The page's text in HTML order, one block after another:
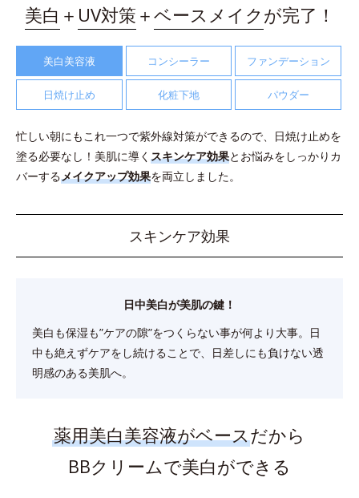
美白 ＋ UV対策＋ベースメイクが完了！
美白美容液 コンシーラー ファンデーション
日焼け止め 化粧下地 パウダー
忙しい朝にもこれ一つで紫外線対策ができるので、日焼け止めを
塗る必要なし！ 美肌に導く スキンケア効果とお悩みをしっかりカ
バーするメイクアップ効果を両立しました。
スキンケア効果
日中美白が美肌の鍵！
美白も保湿も”ケアの隙”をつくらない事が何より大事。 日
中も絶えずケアをし続けることで、日差しにも負けない透
明感のある美肌へ。
薬用美白美容液がベースだから
BBクリームで美白ができる